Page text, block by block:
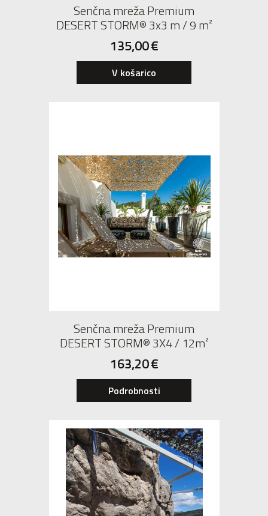
Senčna mreža Premium
DESERT STORM® 3x3 m / 9 m²
135,00€
V košarico
Senčna mreža Premium
DESERT STORM® 3X4 / 12m²
163,20€
Podrobnosti